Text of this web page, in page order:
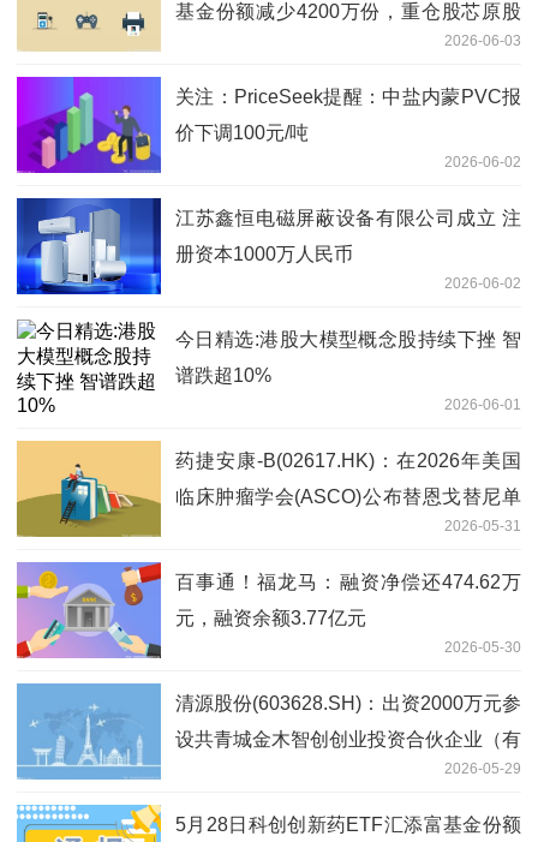
基金份额减少4200万份，重仓股芯原股
2026-06-03
关注：PriceSeek提醒：中盐内蒙PVC报
价下调100元/吨
2026-06-02
江苏鑫恒电磁屏蔽设备有限公司成立 注
册资本1000万人民币
2026-06-02
今日精选:港股大模型概念股持续下挫 智
谱跌超10%
2026-06-01
药捷安康-B(02617.HK)：在2026年美国
临床肿瘤学会(ASCO)公布替恩戈替尼单
药治疗晚期胆管癌关键II期临床数据2026-05-31
百事通！福龙马：融资净偿还474.62万
元，融资余额3.77亿元
2026-05-30
清源股份(603628.SH)：出资2000万元参
设共青城金木智创创业投资合伙企业（有
2026-05-29
5月28日科创创新药ETF汇添富基金份额